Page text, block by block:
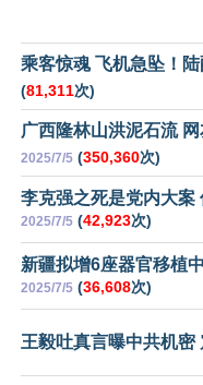
乘客惊魂 飞机急坠！
(81,311次)
广西隆林山洪泥石流
2025/7/5 (350,360次)
李克强之死是党内大案
2025/7/5 (42,923次)
新疆拟增6座器官移植
2025/7/5 (36,608次)
王毅吐真言曝中共机密